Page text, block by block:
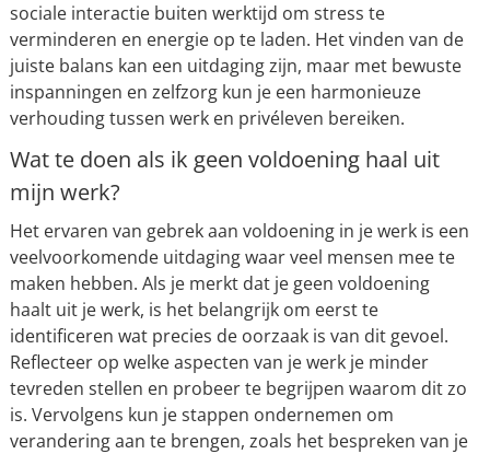
sociale interactie buiten werktijd om stress te
verminderen en energie op te laden. Het vinden van de
juiste balans kan een uitdaging zijn, maar met bewuste
inspanningen en zelfzorg kun je een harmonieuze
verhouding tussen werk en privéleven bereiken.
Wat te doen als ik geen voldoening haal uit
mijn werk?
Het ervaren van gebrek aan voldoening in je werk is een
veelvoorkomende uitdaging waar veel mensen mee te
maken hebben. Als je merkt dat je geen voldoening
haalt uit je werk, is het belangrijk om eerst te
identificeren wat precies de oorzaak is van dit gevoel.
Reflecteer op welke aspecten van je werk je minder
tevreden stellen en probeer te begrijpen waarom dit zo
is. Vervolgens kun je stappen ondernemen om
verandering aan te brengen, zoals het bespreken van je